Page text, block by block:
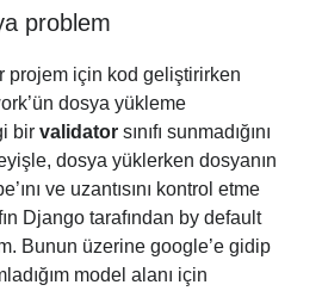
problem
projem için kod geliştirirken
dosya yükleme
bir validator sınıfı sunmadığını
dosya yüklerken dosyanın
ve uzantısını kontrol etme
Django tarafından by default
Bunun üzerine google’e gidip
model alanı için